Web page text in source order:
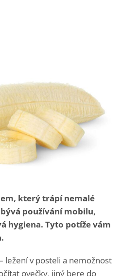
který trápí nemalé
používání mobilu,
hygiena. Tyto potíže vám
ležení v posteli a nemožnost
ovečky, jiný bere do